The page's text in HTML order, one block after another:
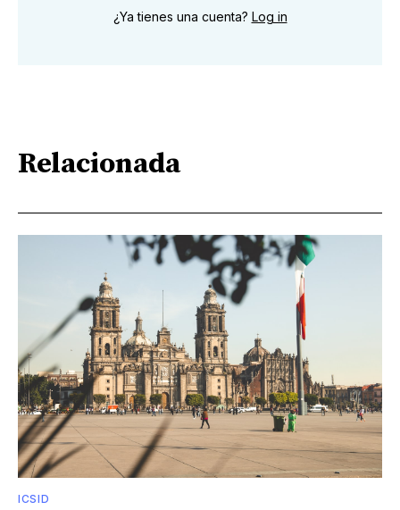
¿Ya tienes una cuenta? Log in
Relacionada
ICSID